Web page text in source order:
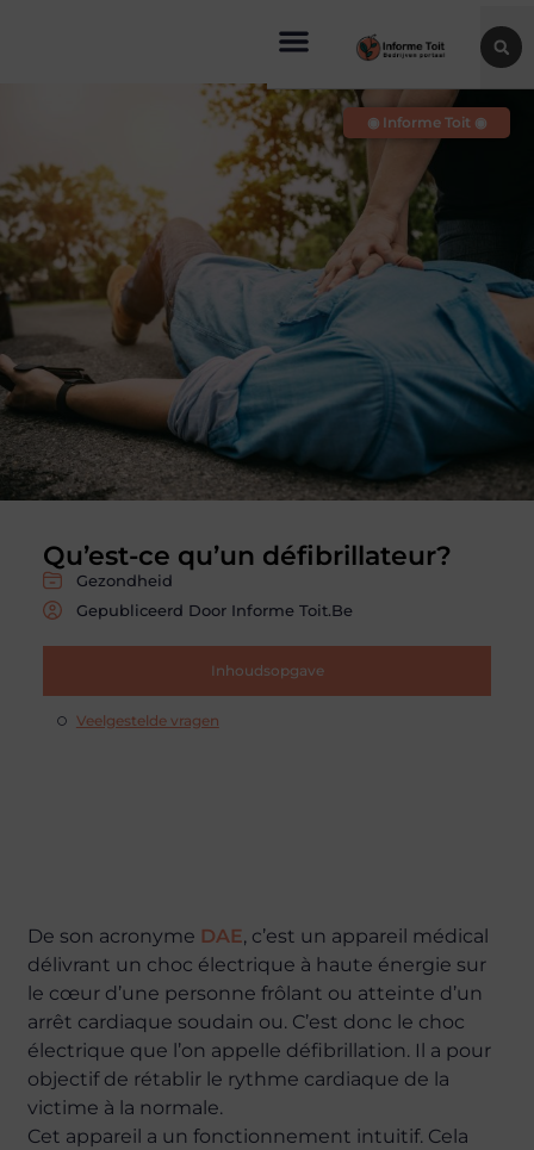
Qu’est-ce qu’un défibrillateur?
Gezondheid
Gepubliceerd Door Informe Toit.be
Inhoudsopgave
Veelgestelde vragen
◉ Informe Toit ◉
De son acronyme DAE, c’est un appareil médical
délivrant un choc électrique à haute énergie sur
le cœur d’une personne frôlant ou atteinte d’un
arrêt cardiaque soudain ou. C’est donc le choc
électrique que l’on appelle défibrillation. Il a pour
objectif de rétablir le rythme cardiaque de la
victime à la normale.
Cet appareil a un fonctionnement intuitif. Cela